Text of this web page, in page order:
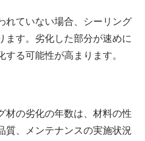
れていない場合、シーリング
ます。劣化した部分が速めに
る可能性が高まります。
材の劣化の年数は、材料の性
質、メンテナンスの実施状況